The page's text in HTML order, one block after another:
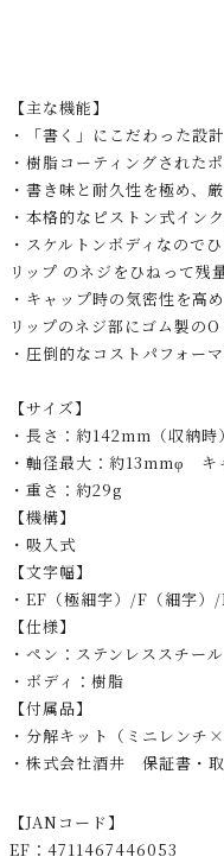
【主な機能】
・「書く」にこだわった設
・樹脂コーティングされた
・書き味と耐久性を極め、
・本格的なピストン式イン
・スケルトンボディなので
リップ のネジをひねって残
・キャップ時の気密性を高
リップのネジ部にゴム製の
・圧倒的なコストパフォー
【サイズ】
・長さ：約142mm（収納
・軸径最大：約13mmφ キ
・重さ：約29g
【機構】
・吸入式
【文字幅】
・EF（極細字）/F（細字
【仕様】
・ペン：ステンレススチール
・ボディ：樹脂
【付属品】
・分解キット（ミニレンチ
・株式会社酒井 保証書・取
【JANコード】
EF：4711467446053